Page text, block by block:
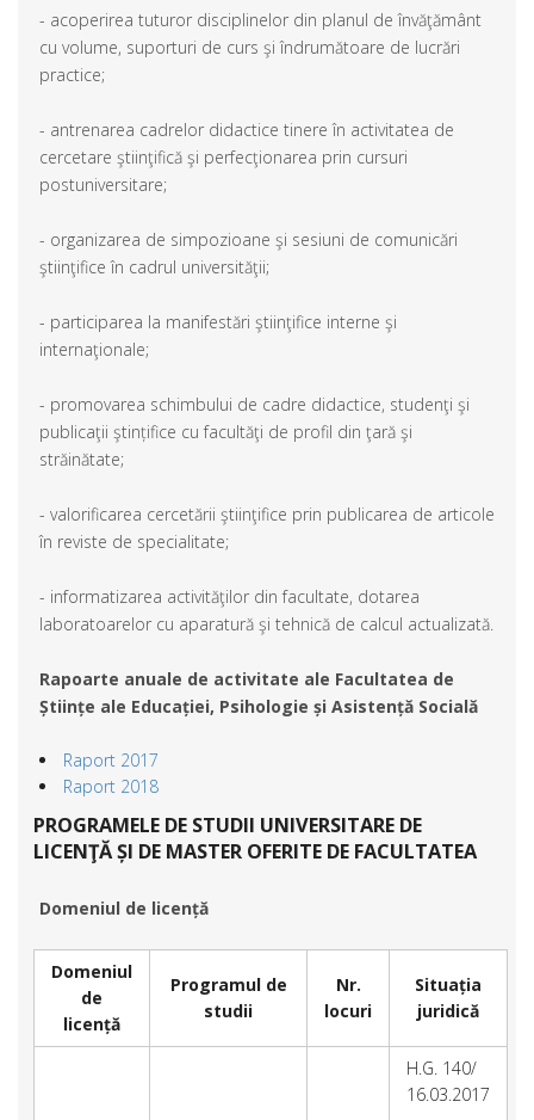
- acoperirea tuturor disciplinelor din planul de învăţământ
cu volume, suporturi de curs şi îndrumătoare de lucrări
practice;
- antrenarea cadrelor didactice tinere în activitatea de
cercetare ştiinţifică şi perfecţionarea prin cursuri
postuniversitare;
- organizarea de simpozioane şi sesiuni de comunicări
ştiinţifice în cadrul universităţii;
- participarea la manifestări ştiinţifice interne şi
internaţionale;
- promovarea schimbului de cadre didactice, studenţi şi
publicaţii ştințifice cu facultăţi de profil din ţară şi
străinătate;
- valorificarea cercetării ştiinţifice prin publicarea de articole
în reviste de specialitate;
- informatizarea activităţilor din facultate, dotarea
laboratoarelor cu aparatură şi tehnică de calcul actualizată.
Rapoarte anuale de activitate ale Facultatea de
Științe ale Educației, Psihologie și Asistență Socială
Raport 2017
Raport 2018
PROGRAMELE DE STUDII UNIVERSITARE DE
LICENŢĂ ȘI DE MASTER OFERITE DE FACULTATEA
ASISTENŢĂ SOCIALĂ ÎN ANUL UNIVERSITAR
Domeniul de licență
Domeniul
de
licență
Programul de
studii
Nr.
locuri
Situația
juridică
H.G. 140/
16.03.2017